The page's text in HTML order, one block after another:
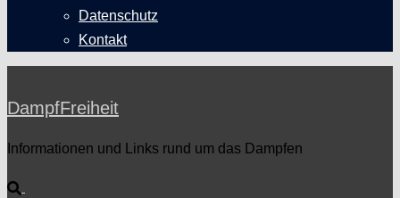
Datenschutz
Kontakt
DampfFreiheit
Informationen und Links rund um das Dampfen
Suche